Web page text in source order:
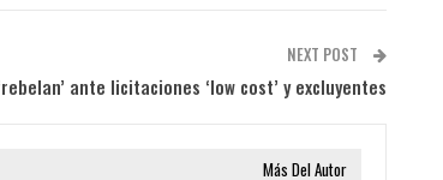
NEXT POST
ante licitaciones ‘low cost’ y excluyentes
Más Del Autor